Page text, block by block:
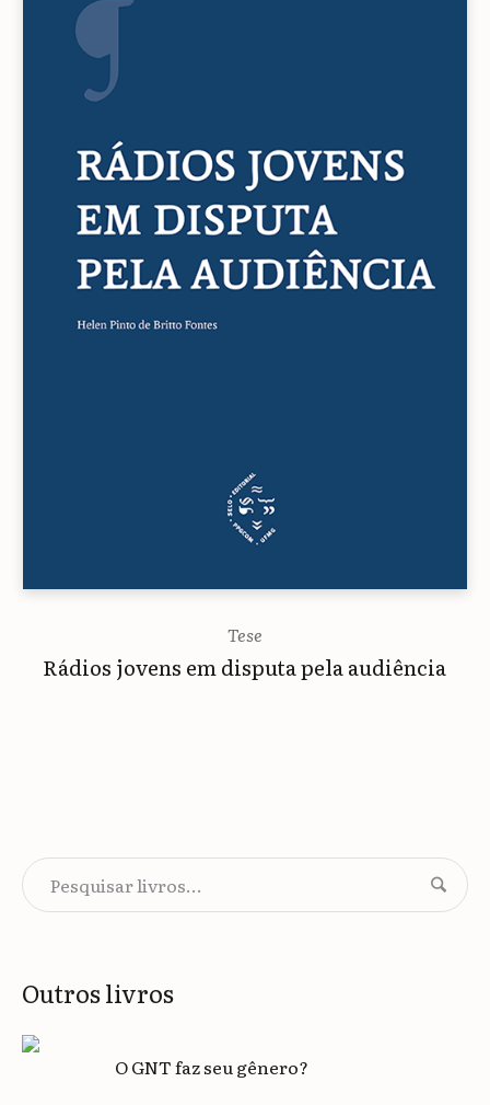
Tese
Rádios jovens em disputa pela audiência
Outros livros
O GNT faz seu gênero?